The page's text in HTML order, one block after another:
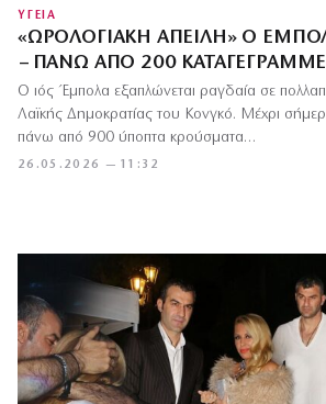
ΥΓΕΙΑ
«ΩΡΟΛΟΓΙΑΚΉ ΑΠΕΙΛΉ» Ο
– ΠΆΝΩ ΑΠΌ 200
26.05.2026 — 11:32
Ο ιός Έμπολα εξαπλώνεται ραγδαία σε
Λαϊκής Δημοκρατίας του Κονγκό. Μέχρι
πάνω από 900 ύποπτα κρούσματα…